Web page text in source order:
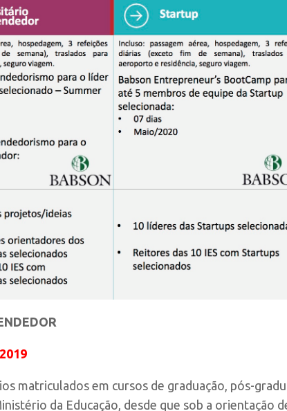
matriculados em cursos de graduação, pós-
da Educação, desde que sob a orientação